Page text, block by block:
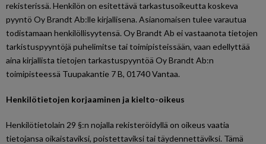
rekisterissä. Henkilön on esitettävä tarkastusoikeutta koskeva
pyyntö Oy Brandt Ab:lle kirjallisena. Asianomaisen tulee varautua
todistamaan henkilöllisyytensä. Oy Brandt Ab ei vastaanota tietojen
tarkistuspyyntöjä puhelimitse tai toimipisteissään, vaan edellyttää
aina kirjallista tietojen tarkastuspyyntöä Oy Brandt Ab:n
toimipisteessä Tuupakantie 7 B, 01740 Vantaa.
Henkilötietojen korjaaminen ja kielto-oikeus
Henkilötietolain 29 §:n nojalla rekisteröidyllä on oikeus vaatia
tietojansa oikaistaviksi, poistettaviksi tai täydennettäviksi. Tämä